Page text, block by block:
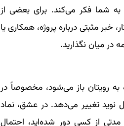
شما فکر می‌کند. برای بعضی از
خبر مثبتی درباره پروژه، همکاری یا
در میان نگذارید.
به رویتان باز می‌شود، مخصوصاً در
نوید تغییر می‌دهد. در عشق، نماد
از کسی دور شده‌اید، احتمال